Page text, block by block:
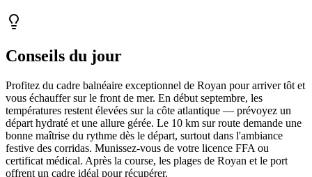
Conseils du jour
Profitez du cadre balnéaire exceptionnel de Royan pour arriver tôt et
vous échauffer sur le front de mer. En début septembre, les
températures restent élevées sur la côte atlantique — prévoyez un
départ hydraté et une allure gérée. Le 10 km sur route demande une
bonne maîtrise du rythme dès le départ, surtout dans l'ambiance
festive des corridas. Munissez-vous de votre licence FFA ou
certificat médical. Après la course, les plages de Royan et le port
offrent un cadre idéal pour récupérer.